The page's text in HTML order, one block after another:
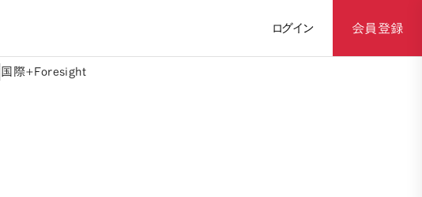
ログイン 会員登録
国際+Foresight